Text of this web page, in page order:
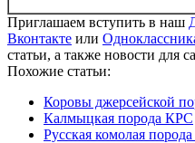
Приглашаем вступить в наш
Вконтакте или
статьи, а также новости для
Похожие статьи:
Коровы джерсейской
Калмыцкая порода КРС
Русская комолая